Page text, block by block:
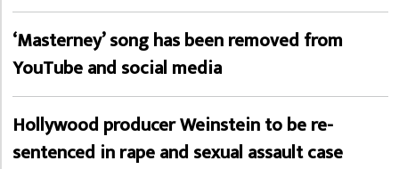
‘Masterney’ song has been removed from
YouTube and social media
Hollywood producer Weinstein to be re-
sentenced in rape and sexual assault case